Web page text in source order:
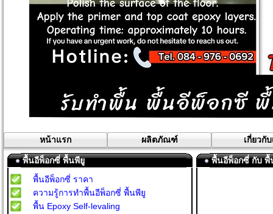
หน้าแรก ผลิตภัณฑ์ เกี่ยวกับ
พื้นอีพ็อกซี่ พื้นพียู
พื้นอีพ็อกซี่ ราคา
ความรู้การทำพื้นอีพ็อกซี่ พื้นพียู
พื้น Epoxy Self-levaling
พื้นอีพ็อกซี่ กับ พื้